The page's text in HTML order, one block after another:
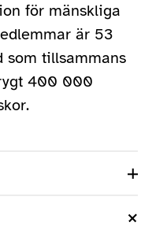
för mänskliga
är 53
som tillsammans
400 000